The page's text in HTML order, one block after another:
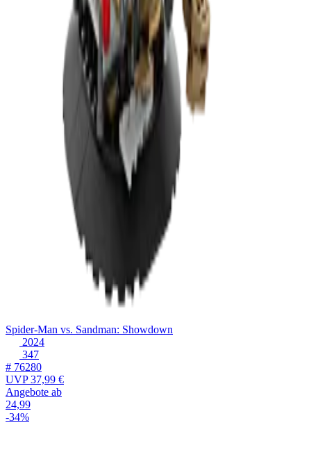
Spider-Man vs. Sandman: Showdown
2024
347
# 76280
UVP37,99 €
Angebote ab
24,99
-34%